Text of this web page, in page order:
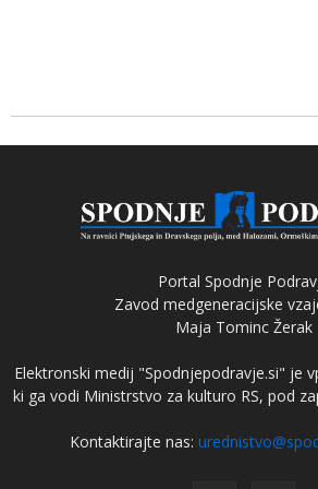
Portal Spodnje
Zavod medgeneracijske
Maja Tominc Žerak
Elektronski medij "Spodnjepodravje.si" je
ki ga vodi Ministrstvo za kulturo RS, pod
Kontaktirajte nas: